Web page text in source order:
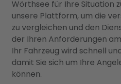
Wörthsee für Ihre Situation
unsere Plattform, um die
zu vergleichen und den
der Ihren Anforderungen
Ihr Fahrzeug wird schnell
damit Sie sich um Ihre
können.